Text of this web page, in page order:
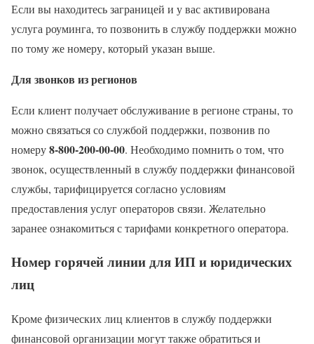
Если вы находитесь заграницей и у вас активирована
услуга роуминга, то позвонить в службу поддержки можно
по тому же номеру, который указан выше.
Для звонков из регионов
Если клиент получает обслуживание в регионе страны, то
можно связаться со службой поддержки, позвонив по
номеру8-800-200-00-00. Необходимо помнить о том, что
звонок, осуществленный в службу поддержки финансовой
службы, тарифицируется согласно условиям
предоставления услуг операторов связи. Желательно
заранее ознакомиться с тарифами конкретного оператора.
Номер горячей линии для ИП и юридических
лиц
Кроме физических лиц клиентов в службу поддержки
финансовой организации могут также обратиться и